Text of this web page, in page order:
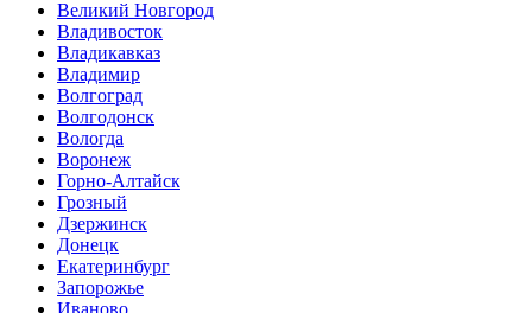
Великий Новгород
Владивосток
Владикавказ
Владимир
Волгоград
Волгодонск
Вологда
Воронеж
Горно-Алтайск
Грозный
Дзержинск
Донецк
Екатеринбург
Запорожье
Иваново